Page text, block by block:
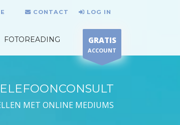
CONTACT LOG IN
FOTOREADING GRATIS
ACCOUNT
MET ONLINE MEDIUMS